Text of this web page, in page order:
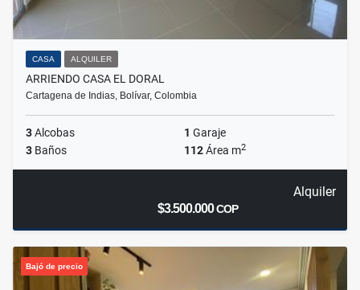
CASA ALQUILER
ARRIENDO CASA EL DORAL
Cartagena de Indias, Bolívar, Colombia
3Alcobas 1 Garaje
3 Baños 112Área m2
Alquiler
$3.500.000COP
Bajó de precio